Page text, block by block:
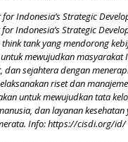
for Indonesia’s Strategic
for Indonesia’s Strategic
tank yang mendorong
mewujudkan masyarakat
dan sejahtera dengan
riset dan
untuk mewujudkan tata
dan layanan
Info:https://cisdi.org/id/